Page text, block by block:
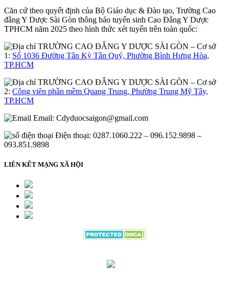
Căn cứ theo quyết định của Bộ Giáo dục & Đào tạo, Trường Cao
đẳng Y Dược Sài Gòn thông báo tuyển sinh Cao Đẳng Y Dược
TPHCM năm 2025 theo hình thức xét tuyển trên toàn quốc:
– Cơ sở
1: Số 1036 Đường Tân Kỳ Tân Quý, Phường Bình Hưng Hòa,
TP.HCM
– Cơ sở
2: Công viên phần mềm Quang Trung, Phường Trung Mỹ Tây,
TP.HCM
Email: Cdyduocsaigon@gmail.com
Điện thoại: 0287.1060.222 – 096.152.9898 –
093.851.9898
LIÊN KẾT MẠNG XÃ HỘI